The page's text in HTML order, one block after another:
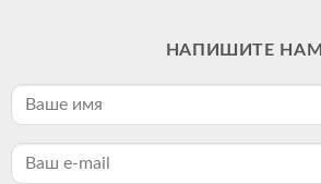
НАПИШИТЕ НАМ